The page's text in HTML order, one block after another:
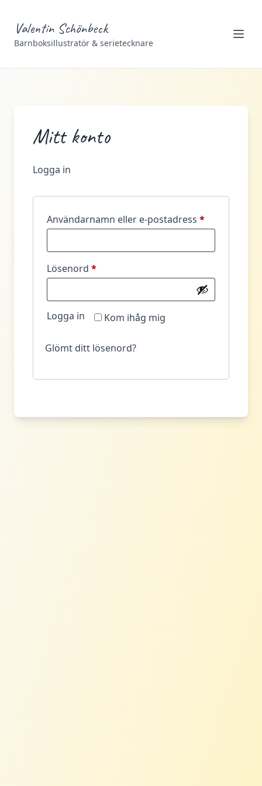
Valentin Schönbeck
Barnboksillustratör & serietecknare
Mitt konto
Logga in
Användarnamn eller e-postadress *Obligatoriskt
Lösenord *Obligatoriskt
Kom ihåg mig
Logga in
Glömt ditt lösenord?